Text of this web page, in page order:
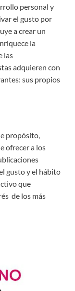
personal y
el gusto por
a crear un
la
las
adquieren con
sus propios
propósito,
ofrecer a los
gusto y el hábito
que
de los más